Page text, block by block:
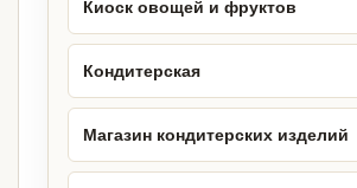
Киоск овощей и фруктов
Кондитерская
Магазин кондитерских изделий